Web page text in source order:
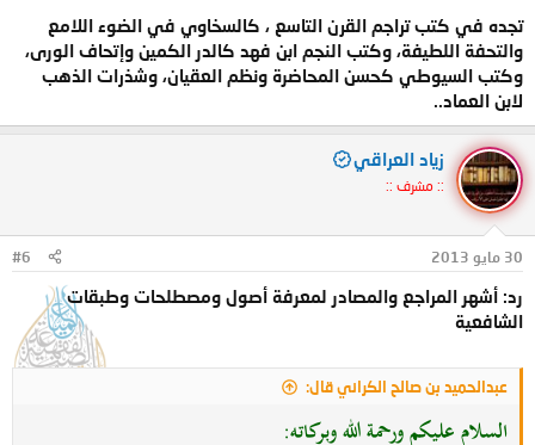
تجده في كتب تراجم القرن التاسع ، كالسخاوي في الضوء اللامع
والتحفة اللطيفة، وكتب النجم ابن فهد كالدر الكمين وإتحاف الورى،
وكتب السيوطي كحسن المحاضرة ونظم العقيان، وشذرات الذهب
لابن العماد..
زياد العراقي
:: مشرف ::
30 مايو 2013 #6
رد: أشهر المراجع والمصادر لمعرفة أصول ومصطلحات وطبقات
الشافعية
عبدالحميد بن صالح الكراني قال:
السلام عليكم ورحمة الله وبركاته: